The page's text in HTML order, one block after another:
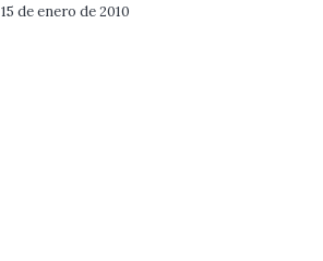
15 de enero de 2010